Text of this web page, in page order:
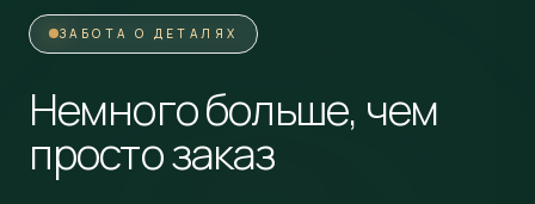
ЗАБОТА О ДЕТАЛЯХ
Немного больше, чем
просто заказ